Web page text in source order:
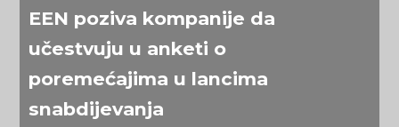
EEN poziva kompanije da
učestvuju u anketi o
poremećajima u lancima
snabdijevanja